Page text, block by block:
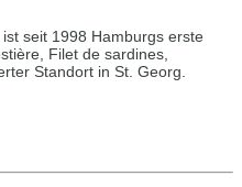
seit 1998 Hamburgs erste
Filet de sardines,
Standort in St. Georg.